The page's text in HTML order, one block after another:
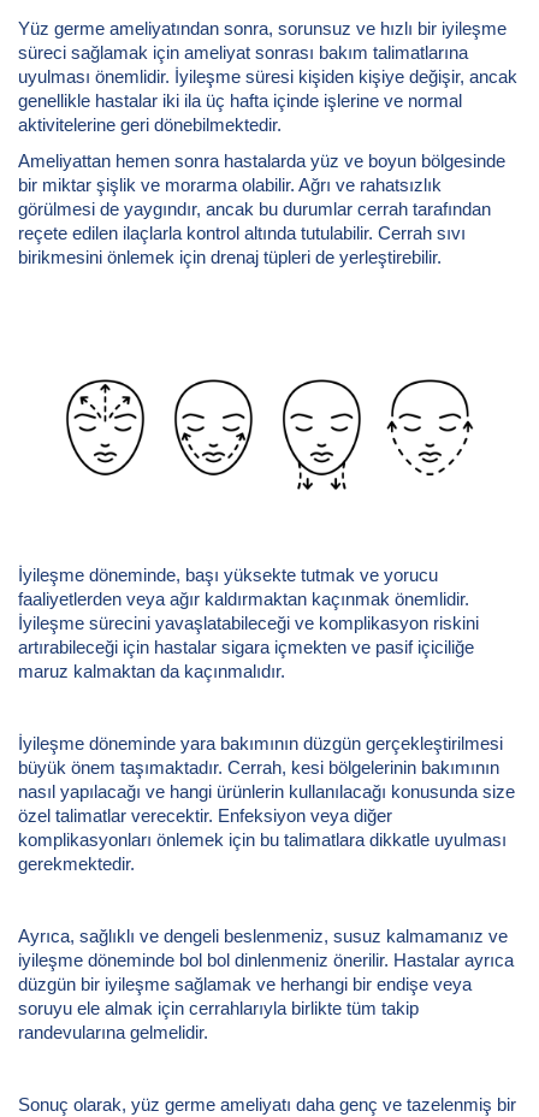
Yüz germe ameliyatından sonra, sorunsuz ve hızlı bir iyileşme
süreci sağlamak için ameliyat sonrası bakım talimatlarına
uyulması önemlidir. İyileşme süresi kişiden kişiye değişir, ancak
genellikle hastalar iki ila üç hafta içinde işlerine ve normal
aktivitelerine geri dönebilmektedir.
Ameliyattan hemen sonra hastalarda yüz ve boyun bölgesinde
bir miktar şişlik ve morarma olabilir. Ağrı ve rahatsızlık
görülmesi de yaygındır, ancak bu durumlar cerrah tarafından
reçete edilen ilaçlarla kontrol altında tutulabilir. Cerrah sıvı
birikmesini önlemek için drenaj tüpleri de yerleştirebilir.
İyileşme döneminde, başı yüksekte tutmak ve yorucu
faaliyetlerden veya ağır kaldırmaktan kaçınmak önemlidir.
İyileşme sürecini yavaşlatabileceği ve komplikasyon riskini
artırabileceği için hastalar sigara içmekten ve pasif içiciliğe
maruz kalmaktan da kaçınmalıdır.
İyileşme döneminde yara bakımının düzgün gerçekleştirilmesi
büyük önem taşımaktadır. Cerrah, kesi bölgelerinin bakımının
nasıl yapılacağı ve hangi ürünlerin kullanılacağı konusunda size
özel talimatlar verecektir. Enfeksiyon veya diğer
komplikasyonları önlemek için bu talimatlara dikkatle uyulması
gerekmektedir.
Ayrıca, sağlıklı ve dengeli beslenmeniz, susuz kalmamanız ve
iyileşme döneminde bol bol dinlenmeniz önerilir. Hastalar ayrıca
düzgün bir iyileşme sağlamak ve herhangi bir endişe veya
soruyu ele almak için cerrahlarıyla birlikte tüm takip
randevularına gelmelidir.
Sonuç olarak, yüz germe ameliyatı daha genç ve tazelenmiş bir